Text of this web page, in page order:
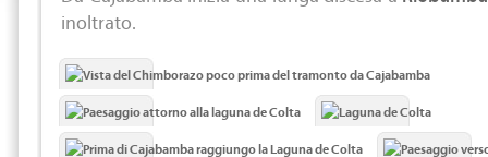
inoltrato.